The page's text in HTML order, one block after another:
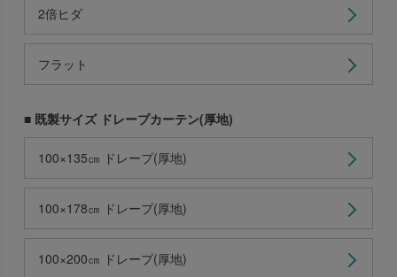
2倍ヒダ
フラット
■ 既製サイズ ドレープカーテン(厚地)
100×135㎝ ドレープ(厚地)
100×178㎝ ドレープ(厚地)
100×200㎝ ドレープ(厚地)